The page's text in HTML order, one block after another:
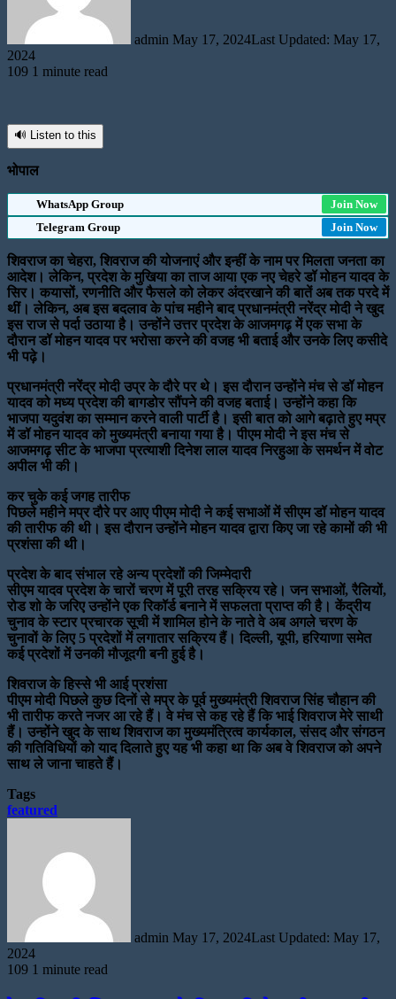
admin May 17, 2024Last Updated: May 17,
2024
109 1 minute read
🔊 Listen to this
भोपाल
WhatsApp Group
Join Now
Telegram Group
Join Now
शिवराज का चेहरा, शिवराज की योजनाएं और इन्हीं के नाम पर मिलता जनता का
आदेश। लेकिन, प्रदेश के मुखिया का ताज आया एक नए चेहरे डॉ मोहन यादव के
सिर। कयासों, रणनीति और फैसले को लेकर अंदरखाने की बातें अब तक परदे में
थीं। लेकिन, अब इस बदलाव के पांच महीने बाद प्रधानमंत्री नरेंद्र मोदी ने खुद
इस राज से पर्दा उठाया है। उन्होंने उत्तर प्रदेश के आजमगढ़ में एक सभा के
दौरान डॉ मोहन यादव पर भरोसा करने की वजह भी बताई और उनके लिए कसीदे
भी पढ़े।
प्रधानमंत्री नरेंद्र मोदी उप्र के दौरे पर थे। इस दौरान उन्होंने मंच से डॉ मोहन
यादव को मध्य प्रदेश की बागडोर सौंपने की वजह बताई। उन्होंने कहा कि
भाजपा यदुवंश का सम्मान करने वाली पार्टी है। इसी बात को आगे बढ़ाते हुए मप्र
में डॉ मोहन यादव को मुख्यमंत्री बनाया गया है। पीएम मोदी ने इस मंच से
आजमगढ़ सीट के भाजपा प्रत्याशी दिनेश लाल यादव निरहुआ के समर्थन में वोट
अपील भी की।
कर चुके कई जगह तारीफ
पिछले महीने मप्र दौरे पर आए पीएम मोदी ने कई सभाओं में सीएम डॉ मोहन यादव
की तारीफ की थी। इस दौरान उन्होंने मोहन यादव द्वारा किए जा रहे कामों की भी
प्रशंसा की थी।
प्रदेश के बाद संभाल रहे अन्य प्रदेशों की जिम्मेदारी
सीएम यादव प्रदेश के चारों चरण में पूरी तरह सक्रिय रहे। जन सभाओं, रैलियों,
रोड शो के जरिए उन्होंने एक रिकॉर्ड बनाने में सफलता प्राप्त की है। केंद्रीय
चुनाव के स्टार प्रचारक सूची में शामिल होने के नाते वे अब अगले चरण के
चुनावों के लिए 5 प्रदेशों में लगातार सक्रिय हैं। दिल्ली, यूपी, हरियाणा समेत
कई प्रदेशों में उनकी मौजूदगी बनी हुई है।
शिवराज के हिस्से भी आई प्रशंसा
पीएम मोदी पिछले कुछ दिनों से मप्र के पूर्व मुख्यमंत्री शिवराज सिंह चौहान की
भी तारीफ करते नजर आ रहे हैं। वे मंच से कह रहे हैं कि भाई शिवराज मेरे साथी
हैं। उन्होंने खुद के साथ शिवराज का मुख्यमंत्रित्व कार्यकाल, संसद और संगठन
की गतिविधियों को याद दिलाते हुए यह भी कहा था कि अब वे शिवराज को अपने
साथ ले जाना चाहते हैं।
Tags
featured
admin May 17, 2024Last Updated: May 17,
2024
109 1 minute read